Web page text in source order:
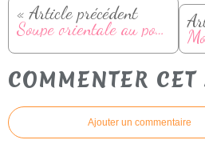
« Article précédent
Soupe orientale au poulet effiloché
COMMENTER CET
Ajouter un commentaire